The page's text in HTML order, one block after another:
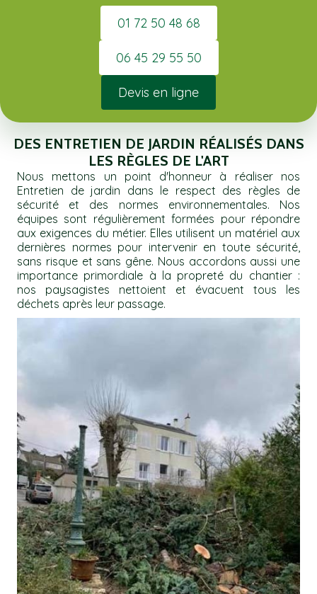
01 72 50 48 68
06 45 29 55 50
Devis en ligne
DES ENTRETIEN DE JARDIN RÉALISÉS DANS
LES RÈGLES DE L'ART
Nous mettons un point d'honneur à réaliser nos
Entretien de jardin dans le respect des règles de
sécurité et des normes environnementales. Nos
équipes sont régulièrement formées pour répondre
aux exigences du métier. Elles utilisent un matériel aux
dernières normes pour intervenir en toute sécurité,
sans risque et sans gêne. Nous accordons aussi une
importance primordiale à la propreté du chantier :
nos paysagistes nettoient et évacuent tous les
déchets après leur passage.